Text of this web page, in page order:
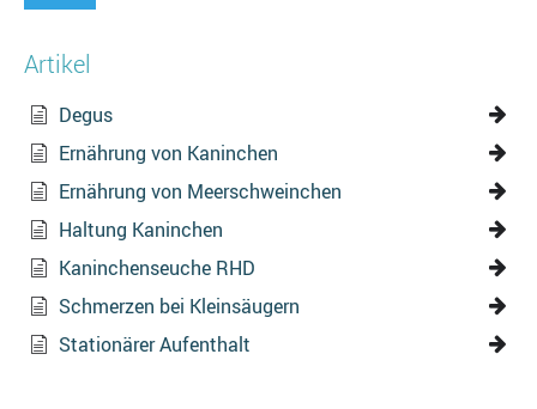
Artikel
Degus
Ernährung von Kaninchen
Ernährung von Meerschweinchen
Haltung Kaninchen
Kaninchenseuche RHD
Schmerzen bei Kleinsäugern
Stationärer Aufenthalt